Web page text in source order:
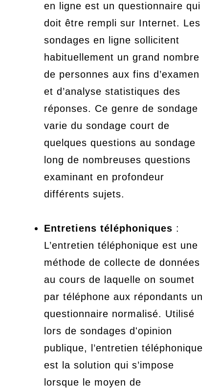
en ligne est un questionnaire qui
doit être rempli sur Internet. Les
sondages en ligne sollicitent
habituellement un grand nombre
de personnes aux fins d’examen
et d’analyse statistiques des
réponses. Ce genre de sondage
varie du sondage court de
quelques questions au sondage
long de nombreuses questions
examinant en profondeur
différents sujets.
Entretiens téléphoniques :
L’entretien téléphonique est une
méthode de collecte de données
au cours de laquelle on soumet
par téléphone aux répondants un
questionnaire normalisé. Utilisé
lors de sondages d'opinion
publique, l’entretien téléphonique
est la solution qui s’impose
lorsque le moyen de